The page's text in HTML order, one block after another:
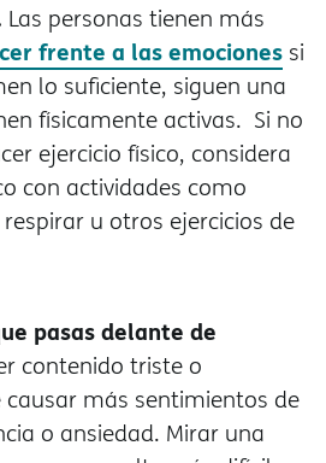
Las personas tienen más
frente a las emociones si
lo suficiente, siguen una
físicamente activas. Si no
ejercicio físico, considera
con actividades como
u otros ejercicios de
pasas delante de
contenido triste o
más sentimientos de
o ansiedad. Mirar una